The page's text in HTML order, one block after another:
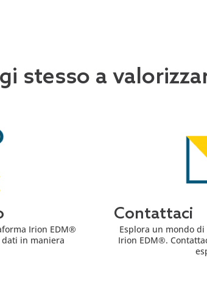
stesso a
Irion EDM®
in maniera
Contattaci
Esplora un mondo
Irion EDM®.